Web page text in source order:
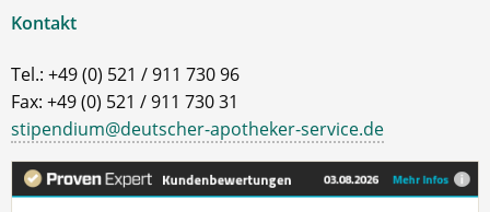
Kontakt
Tel.: +49 (0) 521 / 911 730 96
Fax: +49 (0) 521 / 911 730 31
stipendium@deutscher-apotheker-service.de